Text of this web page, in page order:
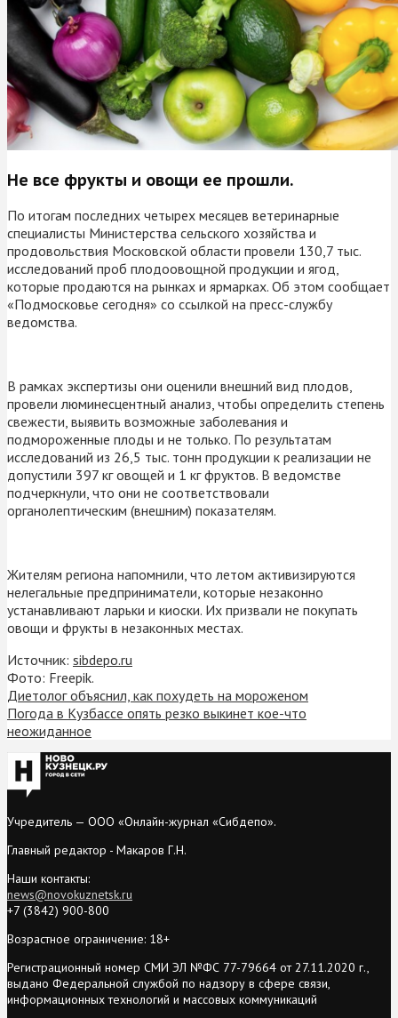
Не все фрукты и овощи ее прошли.
По итогам последних четырех месяцев ветеринарные
специалисты Министерства сельского хозяйства и
продовольствия Московской области провели 130,7 тыс.
исследований проб плодоовощной продукции и ягод,
которые продаются на рынках и ярмарках. Об этом сообщает
«Подмосковье сегодня» со ссылкой на пресс-службу
ведомства.
В рамках экспертизы они оценили внешний вид плодов,
провели люминесцентный анализ, чтобы определить степень
свежести, выявить возможные заболевания и
подмороженные плоды и не только. По результатам
исследований из 26,5 тыс. тонн продукции к реализации не
допустили 397 кг овощей и 1 кг фруктов. В ведомстве
подчеркнули, что они не соответствовали
органолептическим (внешним) показателям.
Жителям региона напомнили, что летом активизируются
нелегальные предприниматели, которые незаконно
устанавливают ларьки и киоски. Их призвали не покупать
овощи и фрукты в незаконных местах.
Источник: sibdepo.ru
Фото: Freepik.
Диетолог объяснил, как похудеть на мороженом
Погода в Кузбассе опять резко выкинет кое-что
неожиданное
Учредитель — ООО «Онлайн-журнал «Сибдепо».
Главный редактор - Макаров Г.Н.
Наши контакты:
news@novokuznetsk.ru
+7 (3842) 900-800
Возрастное ограничение: 18+
Регистрационный номер СМИ ЭЛ №ФС 77-79664 от 27.11.2020 г.,
выдано Федеральной службой по надзору в сфере связи,
информационных технологий и массовых коммуникаций